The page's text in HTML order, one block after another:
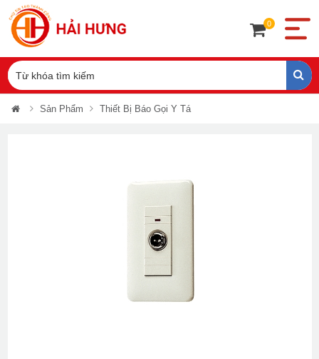
0
Sản Phẩm Thiết Bị Báo Gọi Y Tá